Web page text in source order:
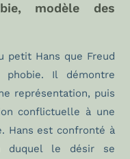
modèle des
petit Hans que Freud
Il démontre
représentation, puis
conflictuelle à une
Hans est confronté à
duquel le désir se